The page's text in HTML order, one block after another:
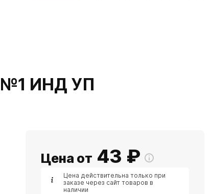
ИНД УП
Цена от 43 ₽
Цена действительна только при
заказе через сайт товаров в
наличии